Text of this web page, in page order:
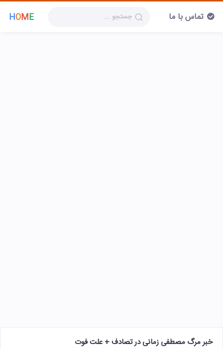
HOME تماس با ما
خبر مرگ مصطفی زمانی در تصادف + علت فوت